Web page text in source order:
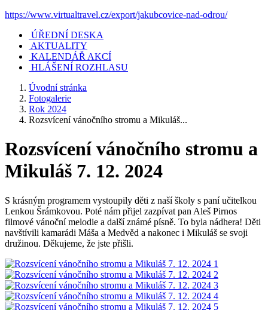
https://www.virtualtravel.cz/export/jakubcovice-nad-odrou/
ÚŘEDNÍ DESKA
AKTUALITY
KALENDÁŘ AKCÍ
HLÁŠENÍ ROZHLASU
Úvodní stránka
Fotogalerie
Rok 2024
Rozsvícení vánočního stromu a Mikuláš...
Rozsvícení vánočního stromu a
Mikuláš 7. 12. 2024
S krásným programem vystoupily děti z naší školy s paní učitelkou
Lenkou Šrámkovou. Poté nám přijel zazpívat pan Aleš Pirnos
filmové vánoční melodie a další známé písně. To byla nádhera! Děti
navštívili kamarádi Máša a Medvěd a nakonec i Mikuláš se svoji
družinou. Děkujeme, že jste přišli.